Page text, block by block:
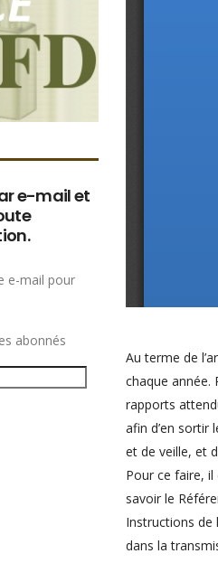
e-mail et
e-mail pour
abonnés
Au terme de
chaque année.
rapports
afin d’en sortir
et de veille, et
Pour ce faire,
savoir le
Instructions de
dans la